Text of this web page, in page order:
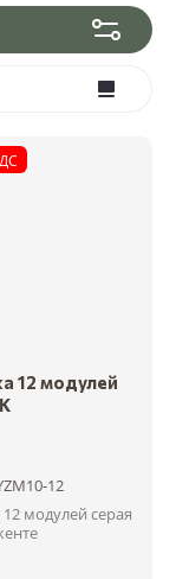
12 модулей
12
модулей серая